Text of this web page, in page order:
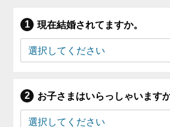
現在結婚されてますか。
お子さまはいらっしゃいますか